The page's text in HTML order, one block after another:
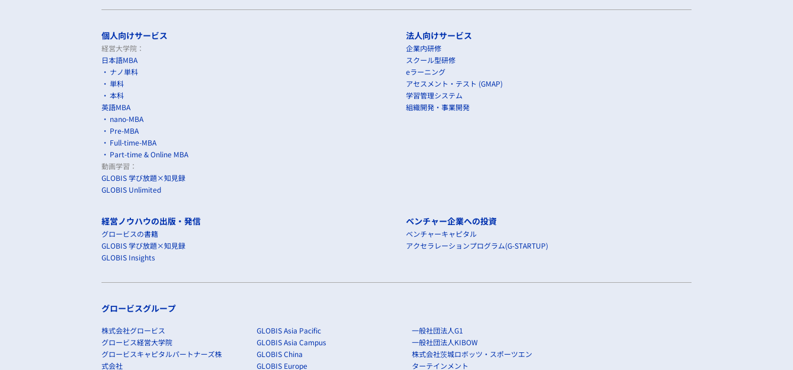
個人向けサービス
経営大学院：
日本語MBA
ナノ単科
単科
本科
英語MBA
nano-MBA
Pre-MBA
Full-time-MBA
Part-time & Online MBA
動画学習：
GLOBIS 学び放題×知見録
GLOBIS Unlimited
法人向けサービス
企業内研修
スクール型研修
eラーニング
アセスメント・テスト (GMAP)
学習管理システム
組織開発・事業開発
経営ノウハウの出版・発信
グロービスの書籍
GLOBIS 学び放題×知見録
GLOBIS Insights
ベンチャー企業への投資
ベンチャーキャピタル
アクセラレーションプログラム(G-STARTUP)
グロービスグループ
株式会社グロービス
グロービス経営大学院
グロービスキャピタルパートナーズ株
式会社
GLOBIS Asia Pacific
GLOBIS Asia Campus
GLOBIS China
GLOBIS Europe
一般社団法人G1
一般社団法人KIBOW
株式会社茨城ロボッツ・スポーツエン
ターテインメント